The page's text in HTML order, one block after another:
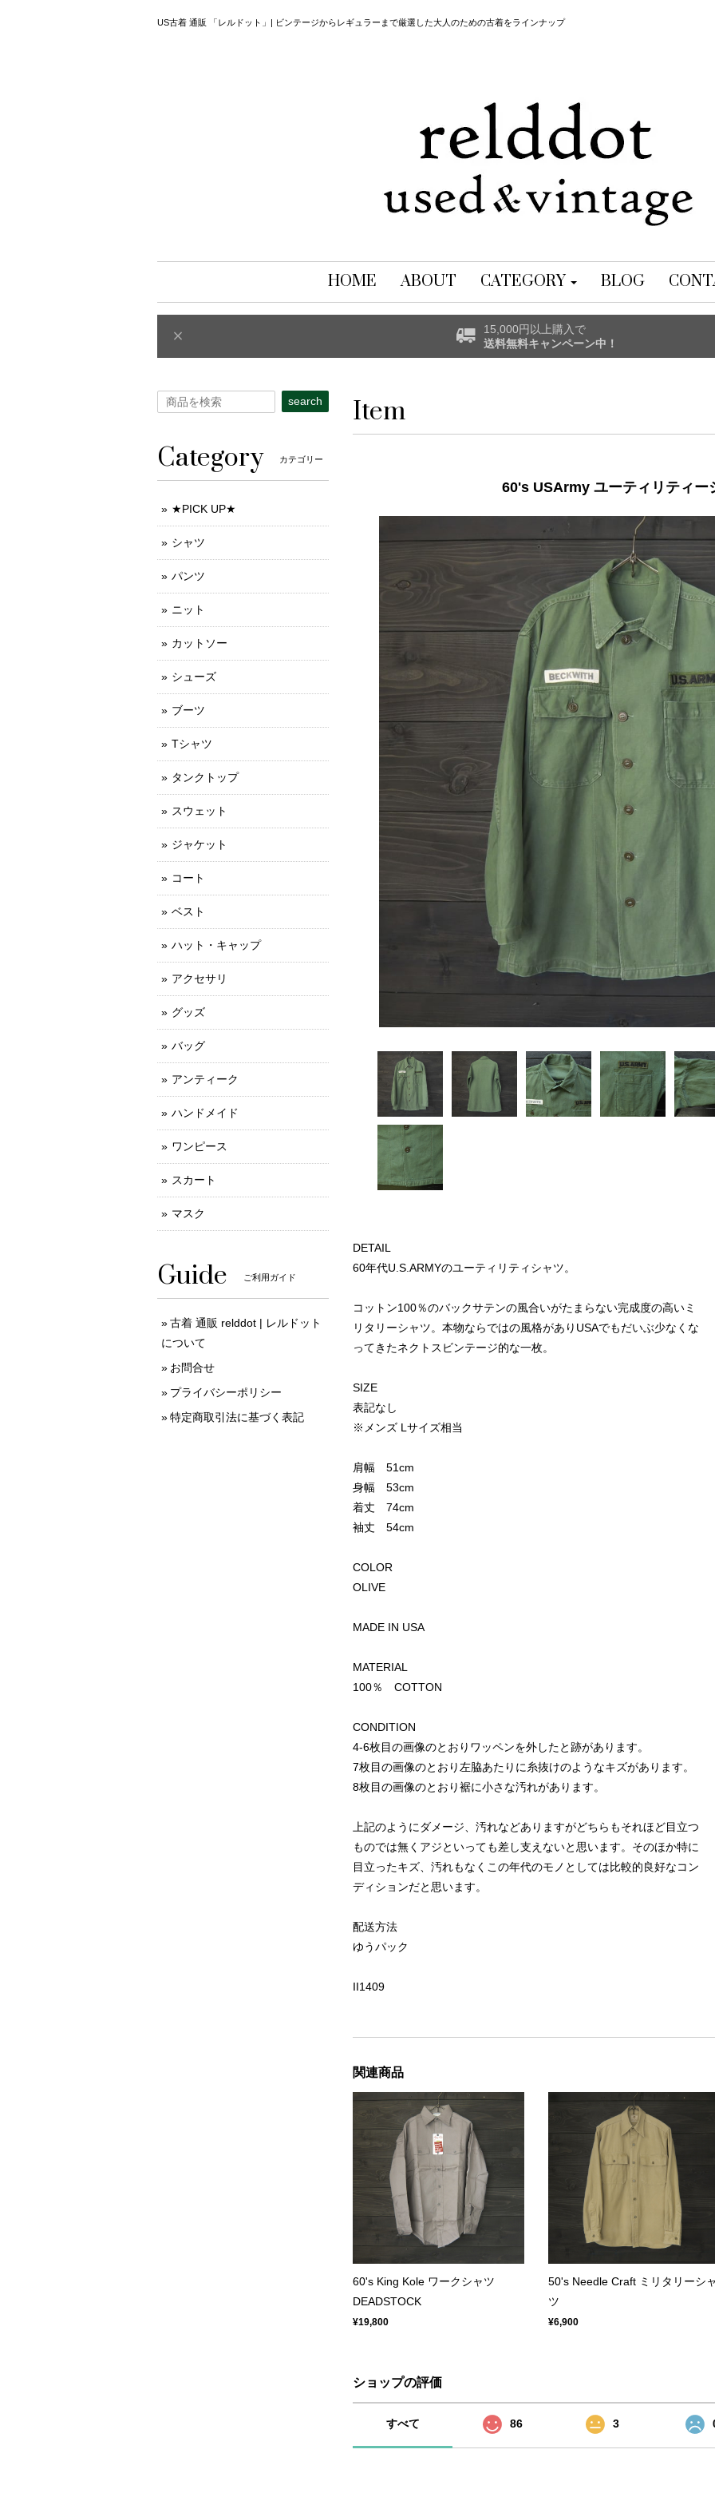
US古着 通販 「レルドット」| ビンテージからレギュラーまで厳選した大人のための古着をラインナップ
HOME ABOUT CATEGORY BLOG
15,000円以上購入で
送料無料キャンペーン中！
Item
60's USArmy ユーティリティ
DETAIL
60年代U.S.ARMYのユーティリティシャツ。
コットン100％のバックサテンの風合いがたまらない完成度の高いミ
リタリーシャツ。本物ならではの風格がありUSAでもだいぶ少なくな
ってきたネクトスビンテージ的な一枚。
SIZE
表記なし
※メンズ Lサイズ相当
肩幅 51cm
身幅 53cm
着丈 74cm
袖丈 54cm
COLOR
OLIVE
MADE IN USA
MATERIAL
100％ COTTON
CONDITION
4-6枚目の画像のとおりワッペンを外したと跡があります。
7枚目の画像のとおり左脇あたりに糸抜けのようなキズがあります。
8枚目の画像のとおり裾に小さな汚れがあります。
上記のようにダメージ、汚れなどありますがどちらもそれほど目立つ
ものでは無くアジといっても差し支えないと思います。そのほか特に
目立ったキズ、汚れもなくこの年代のモノとしては比較的良好なコン
ディションだと思います。
配送方法
ゆうパック
II1409
関連商品
60's King Kole ワークシャツ
DEADSTOCK
¥19,800
50's Needle Craft ミリタリーシ
ツ
¥6,900
ショップの評価
すべて 86 3
search
Category カテゴリー
★PICK UP★
シャツ
パンツ
ニット
カットソー
シューズ
ブーツ
Tシャツ
タンクトップ
スウェット
ジャケット
コート
ベスト
ハット・キャップ
アクセサリ
グッズ
バッグ
アンティーク
ハンドメイド
ワンピース
スカート
マスク
Guide ご利用ガイド
古着 通販 relddot | レルドット
について
お問合せ
プライバシーポリシー
特定商取引法に基づく表記